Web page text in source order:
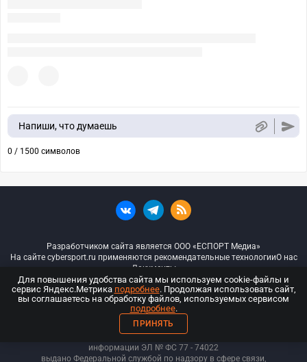
Напиши, что думаешь
0 / 1500 символов
Разработчиком сайта является ООО «ЕСПОРТ Медиа»
На сайте cybersport.ru применяются рекомендательные технологииО нас
Документы
© ООО «Киберспорт.ру» — Все права защищены
18+
ООО «Киберспорт.ру». Свидетельство о регистрации средств массовой
информации ЭЛ № ФС 77 - 74022
выдано Федеральной службой по надзору в сфере связи,
Для повышения удобства сайта мы используем cookie-файлы и
сервис Яндекс.Метрика подробнее. Продолжая использовать сайт,
вы соглашаетесь на обработку файлов, используемых сервисом
подробнее.
ПРИНЯТЬ